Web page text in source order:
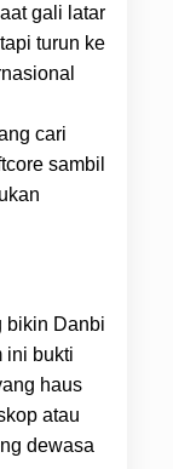
gali latar
turun ke
cari
sambil
bikin Danbi
ini bukti
haus
atau
dewasa